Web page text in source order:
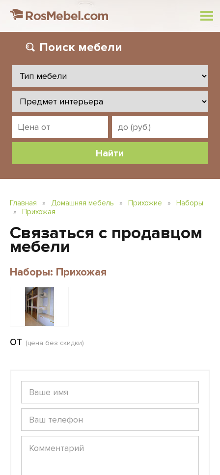
Поиск мебели
Главная » Домашняя мебель » Прихожие »
Наборы
»
Прихожая
Связаться с продавцом
мебели
Наборы: Прихожая
от (цена без скидки)